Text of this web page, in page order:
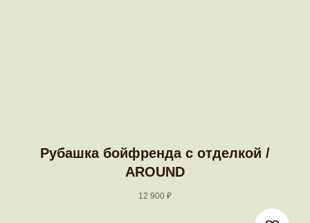
Рубашка бойфренда с отделкой /
AROUND
12 900 ₽